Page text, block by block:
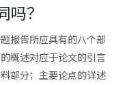
？
报告所应具有的八个部
概述对应于论文的引言
部分；主要论点的详述